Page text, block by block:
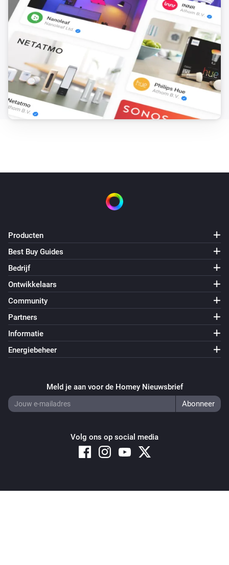
Producten
Best Buy Guides
Bedrijf
Ontwikkelaars
Community
Partners
Informatie
Energiebeheer
Meld je aan voor de Homey Nieuwsbrief
Volg ons op social media